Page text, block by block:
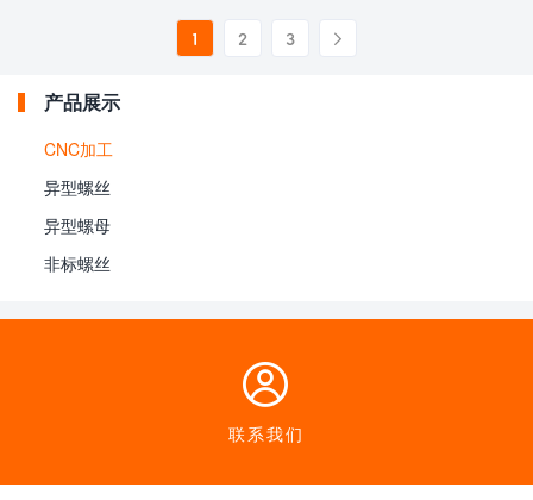
1 2 3 
产品展示
CNC加工
异型螺丝
异型螺母
非标螺丝

联系我们